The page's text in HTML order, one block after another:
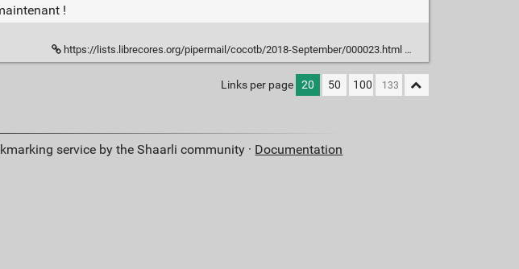
!
https://lists.librecores.org/pipermail/cocotb/2018-September/000023.html
Links per page 20 50 100
service by the Shaarli community · Documentation